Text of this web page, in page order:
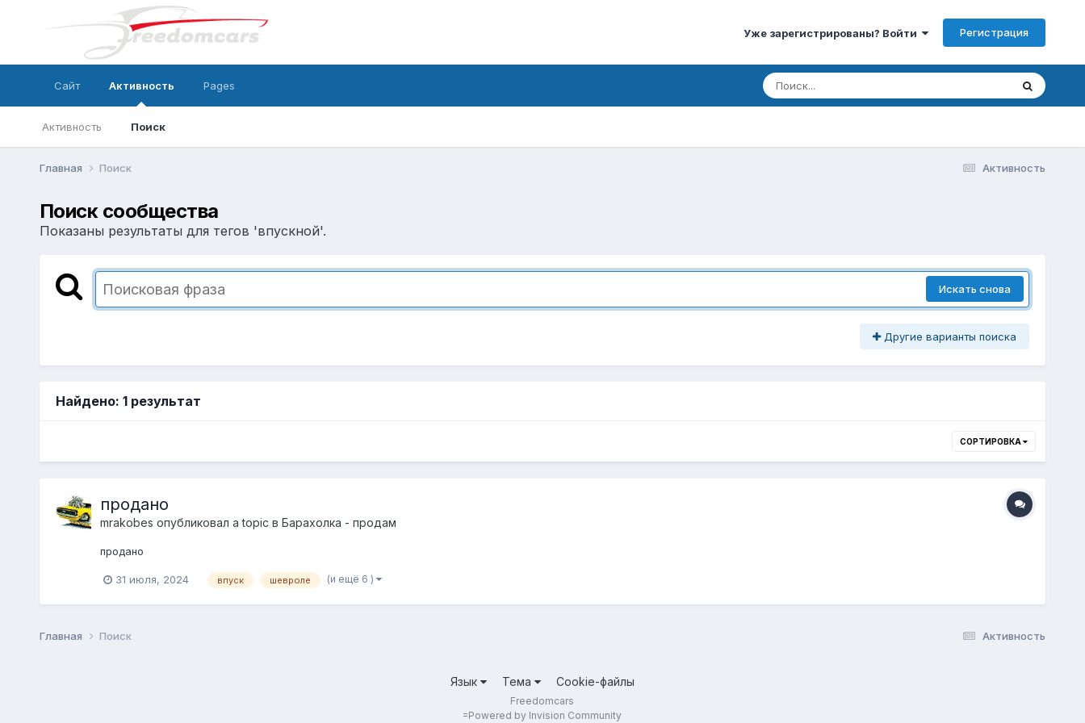
Уже зарегистрированы? Войти Регистрация
Сайт Активность
Активность Поиск
Pages
Активность
Главная Поиск
Поиск сообщества
Показаны результаты для тегов 'впускной'.
Искать снова
Другие варианты поиска
Найдено: 1 результат
СОРТИРОВКА
продано
mrakobes опубликовал a topic в Барахолка - продам
продано
31 июля, 2024 впуск шевроле (и ещё 6 )
Активность
Главная Поиск
Язык Тема Cookie-файлы
Freedomcars
=Powered by Invision Community